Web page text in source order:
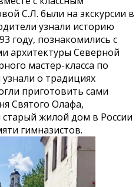
С.Л. были на экскурсии в
узнали историю
году, познакомились с
архитектуры Северной
мастер-класса по
о традициях
приготовить сами
Святого Олафа,
жилой дом в России
гимназистов.